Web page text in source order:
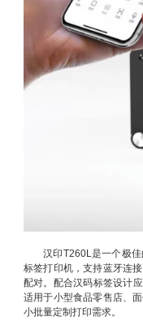
汉印T260L是一个极
标签打印机，支持蓝牙连
配对。配合汉码标签设计
适用于小型食品零售店、
小批量定制打印需求。